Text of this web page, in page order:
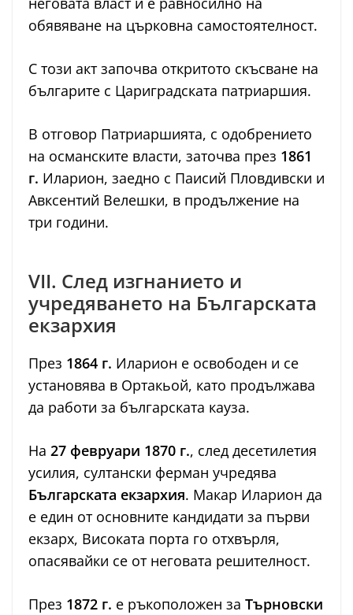
обявяване на църковна самостоятелност.
С този акт започва откритото скъсване на
българите с Цариградската патриаршия.
В отговор Патриаршията, с одобрението
на османските власти, заточва през 1861
г. Иларион, заедно с Паисий Пловдивски и
Авксентий Велешки, в продължение на
три години.
VII. След изгнанието и
учредяването на Българската
екзархия
През 1864 г. Иларион е освободен и се
установява в Ортакьой, като продължава
да работи за българската кауза.
На 27 февруари 1870 г., след десетилетия
усилия, султански ферман учредява
Българската екзархия. Макар Иларион да
е един от основните кандидати за първи
екзарх, Високата порта го отхвърля,
опасявайки се от неговата решителност.
През 1872 г. е ръкоположен за Търновски